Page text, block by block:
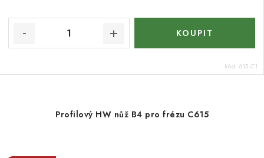
Kód: 615.C1
Profilový HW nůž B4 pro frézu C615